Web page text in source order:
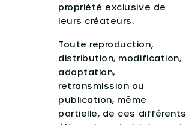
propriété exclusive de
leurs créateurs.
Toute reproduction,
distribution, modification,
adaptation,
retransmission ou
publication, même
partielle, de ces différents